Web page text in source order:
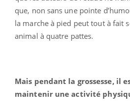
que, non sans une pointe
la marche à pied peut tout à fait
animal à quatre pattes.
Mais pendant la grossesse, il
maintenir une activité